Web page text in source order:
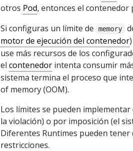
otros Pod, entonces el contenedor
Si configuras un límite de
memory
motor de ejecución del contenedor
use más recursos de los
el contenedor intenta consumir
sistema termina el proceso que
of memory (OOM).
Los límites se pueden
la violación) o por imposición (el
Diferentes Runtimes pueden
restricciones.